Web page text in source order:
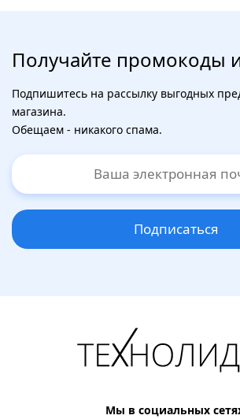
Получайте промокоды
Подпишитесь на рассылку выгодных
магазина.
Обещаем - никакого спама.
Подписаться
Мы в социальных